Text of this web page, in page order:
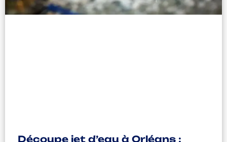
Découpe jet d’eau à Orléans :